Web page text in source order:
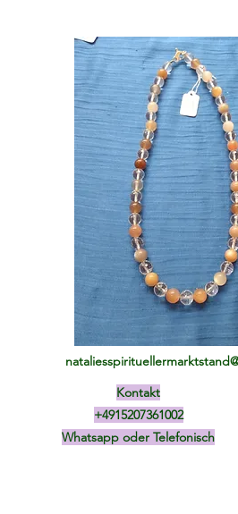
Kontakt
+4915207361002
Whatsapp oder Telefonisch